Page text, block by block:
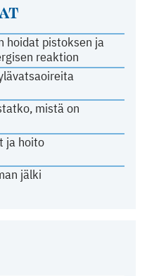
hoidat pistoksen ja
reaktion
mistä on
ja hoito
jälki